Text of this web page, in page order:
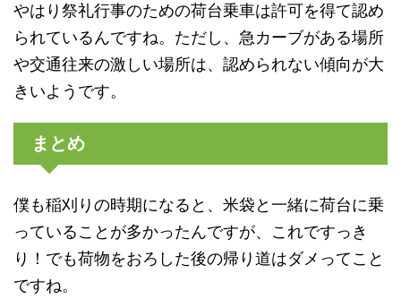
やはり祭礼行事のための荷台乗車は許可を得て認め
られているんですね。ただし、急カーブがある場所
や交通往来の激しい場所は、認められない傾向が大
きいようです。
まとめ
僕も稲刈りの時期になると、米袋と一緒に荷台に乗
っていることが多かったんですが、これですっき
り！でも荷物をおろした後の帰り道はダメってこと
ですね。